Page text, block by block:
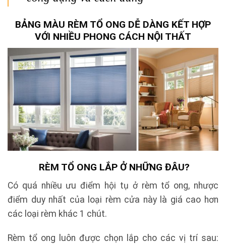
BẢNG MÀU RÈM TỔ ONG DỄ DÀNG KẾT HỢP
VỚI NHIỀU PHONG CÁCH NỘI THẤT
RÈM TỔ ONG LẮP Ở NHỮNG ĐÂU?
Có quá nhiều ưu điểm hội tụ ở rèm tổ ong, nhược
điểm duy nhất của loại rèm cửa này là giá cao hơn
các loại rèm khác 1 chút.
Rèm tổ ong luôn được chọn lắp cho các vị trí sau: